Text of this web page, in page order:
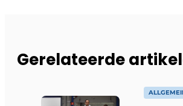
Gerelateerde